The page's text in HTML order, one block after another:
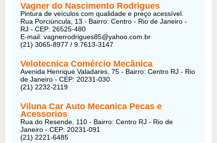
Vagner do Nascimento Rodrigues
Pintura de veículos com qualidade e preço acessível.
Rua Porciúncula, 13 - Bairro: Centro - Rio de Janeiro -
RJ - CEP: 26525-480
E-mail: vagnerrodrigues85@yahoo.com.br
(21) 3065-8977 / 9.7613-3147
Velotecnica Comércio Mecânica
Avenida Henrique Valadares, 75 - Bairro: Centro RJ - Rio
de Janeiro - CEP: 20231-030
(21) 2232-2119
Viluna Car Auto Mecanica Pecas e
Acessorios
Rua do Resende, 110 - Bairro: Centro RJ - Rio de
Janeiro - CEP: 20231-091
(21) 2221-6485